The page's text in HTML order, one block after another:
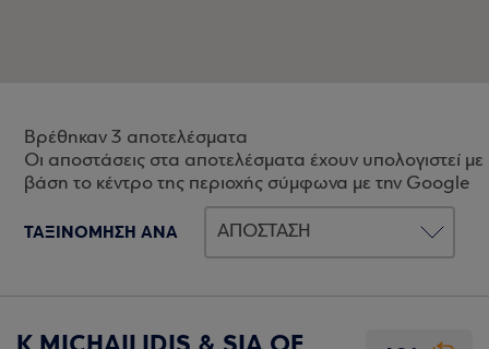
Βρέθηκαν 3 αποτελέσματα
Οι αποστάσεις στα αποτελέσματα έχουν υπολογιστεί με
βάση το κέντρο της περιοχής σύμφωνα με την Google
ΤΑΞΙΝΟΜΗΣΗ ΑΝΑ